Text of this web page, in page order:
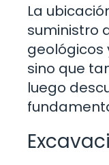
La
suministro
geológicos
sino que
luego